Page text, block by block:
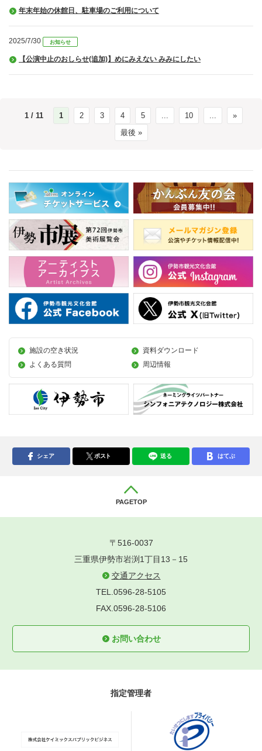
年末年始の休館日、駐車場のご利用について
2025/7/30 お知らせ
【公演中止のおしらせ(追加)】めにみえない みみにしたい
1 / 11 1 2 3 4 5 ... 10 ...
»
最後 »
施設の空き状況
資料ダウンロード
よくある質問
周辺情報
シェア ポスト 送る はてぶ
PAGETOP
〒516-0037
三重県伊勢市岩渕1丁目13－15
交通アクセス
TEL.0596-28-5105
FAX.0596-28-5106
お問い合わせ
指定管理者